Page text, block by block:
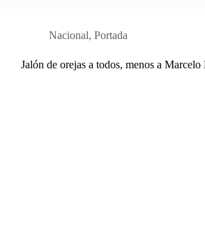
Nacional, Portada
Jalón de orejas a todos, menos a Marcelo